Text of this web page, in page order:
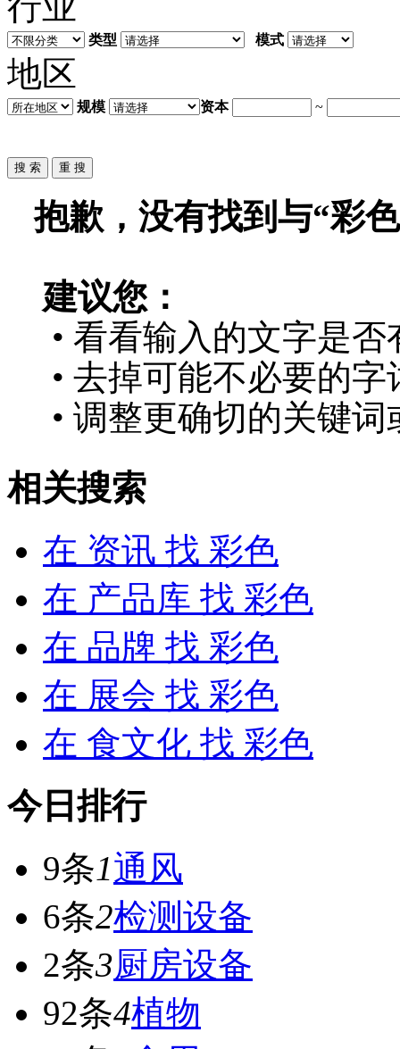
类型 模式
地区
规模 资本 ~
抱歉，没有找到与“彩色
建议您：
• 看看输入的文字是否
• 去掉可能不必要的字
• 调整更确切的关键
相关搜索
在 资讯 找 彩色
在 产品库 找 彩色
在 品牌 找 彩色
在 展会 找 彩色
在 食文化 找 彩色
今日排行
9条1通风
6条2检测设备
2条3厨房设备
92条4植物